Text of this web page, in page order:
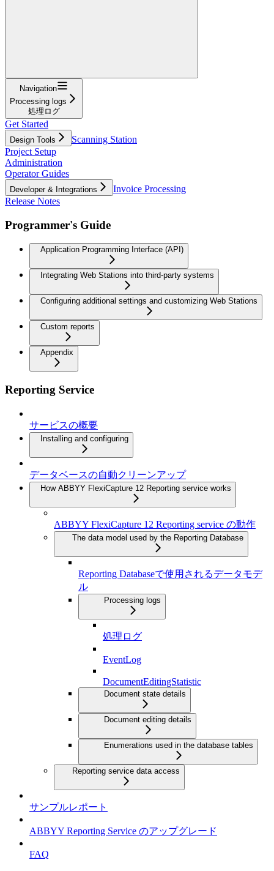
Navigation
Processing logs
処理ログ
Get Started
Design Tools
Scanning Station
Project Setup
Administration
Operator Guides
Developer & Integrations
Invoice Processing
Release Notes
Programmer's Guide
Application Programming Interface (API)
Integrating Web Stations into third-party systems
Configuring additional settings and customizing Web Stations
Custom reports
Appendix
Reporting Service
サービスの概要
Installing and configuring
データベースの自動クリーンアップ
How ABBYY FlexiCapture 12 Reporting service works
ABBYY FlexiCapture 12 Reporting service の動作
The data model used by the Reporting Database
Reporting Databaseで使用されるデータモデ
ル
Processing logs
処理ログ
EventLog
DocumentEditingStatistic
Document state details
Document editing details
Enumerations used in the database tables
Reporting service data access
サンプルレポート
ABBYY Reporting Service のアップグレード
FAQ